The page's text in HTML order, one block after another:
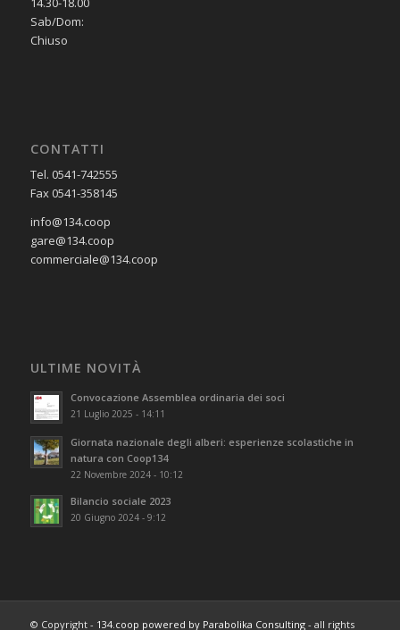
Sab/Dom:
Chiuso
CONTATTI
Tel. 0541-742555
Fax 0541-358145
info@134.coop
gare@134.coop
commerciale@134.coop
ULTIME NOVITÀ
Convocazione Assemblea ordinaria dei soci
21 Luglio 2025 - 14:11
Giornata nazionale degli alberi: esperienze scolastiche in
natura con Coop134
22 Novembre 2024 - 10:12
Bilancio sociale 2023
20 Giugno 2024 - 9:12
© Copyright - 134.coop powered by Parabolika Consulting- all rights